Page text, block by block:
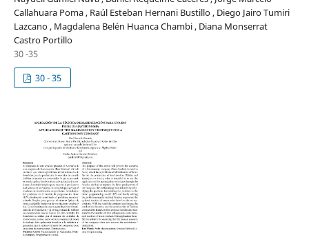
Callahuara Poma , Raúl Esteban Hernani Bustillo , Diego Jairo Tumiri
Lazcano , Magdalena Belén Huanca Chambi , Diana Monserrat
Castro Portillo
30 -35
30 - 35